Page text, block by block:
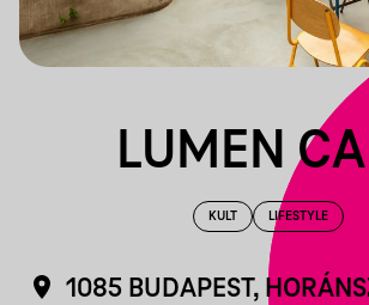
LUMEN
KULT LIFESTYLE
1085 BUDAPEST,